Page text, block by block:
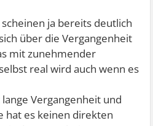
ja bereits deutlich
über die Vergangenheit
mit zunehmender
real wird auch wenn es
Vergangenheit und
hat es keinen direkten